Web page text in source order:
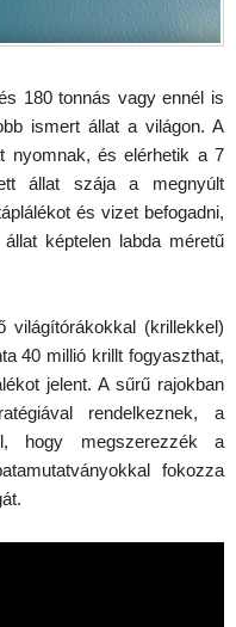
180 tonnás vagy ennél is
ismert állat a világon. A
nyomnak, és elérhetik a 7
állat szája a megnyúlt
és vizet befogadni,
képtelen labda méretű
világítórákokkal (krillekkel)
40 millió krillt fogyaszthat,
jelent. A sűrű rajokban
rendelkeznek, a
hogy megszerezzék a
fokozza